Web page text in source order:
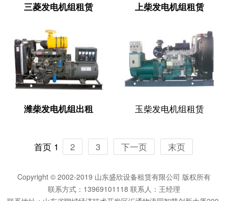
三菱发电机组租赁 上柴发电机组租赁
潍柴发电机组出租 玉柴发电机组租赁
首页 1 2 3 下一页 末页
Copyright © 2002-2019 山东盛欣设备租赁有限公司 版权所有
联系方式：13969101118 联系人：王经理